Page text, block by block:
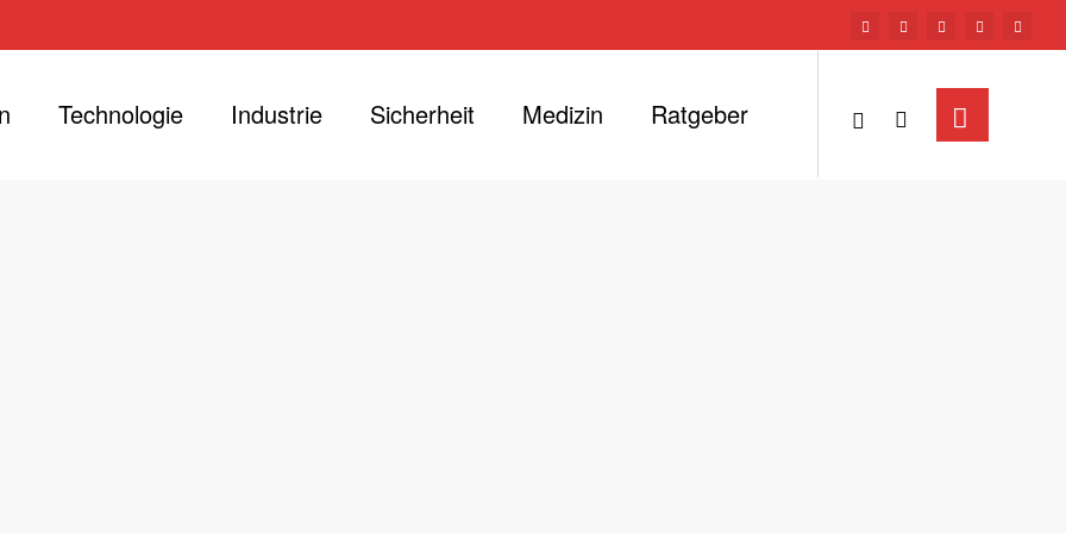
Technologie Industrie Sicherheit Medizin Ratgeber